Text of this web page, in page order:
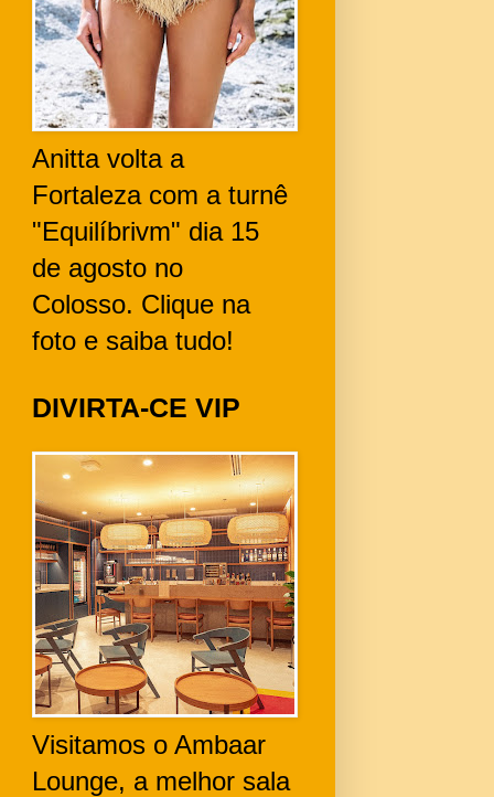
Anitta volta a
Fortaleza com a turnê
"Equilíbrivm" dia 15
de agosto no
Colosso. Clique na
foto e saiba tudo!
DIVIRTA-CE VIP
Visitamos o Ambaar
Lounge, a melhor sala